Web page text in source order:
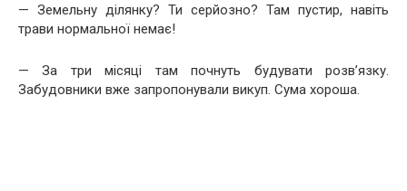
— Земельну ділянку? Ти серйозно? Там пустир, навіть
трави нормальної немає!
— За три місяці там почнуть будувати розв’язку.
Забудовники вже запропонували викуп. Сума хороша.